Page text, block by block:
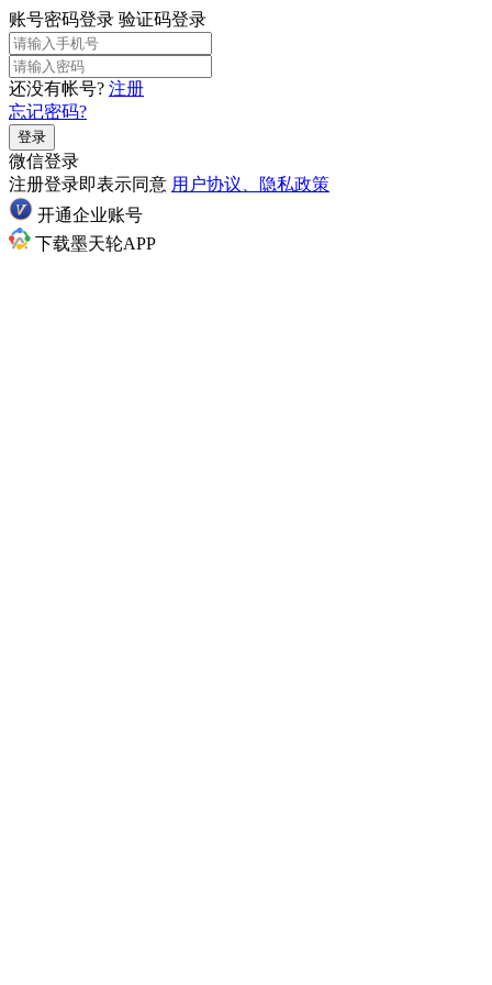
账号密码登录 验证码登录
还没有帐号? 注册
忘记密码?
登录
微信登录
注册登录即表示同意 用户协议、隐私政策
开通企业账号
下载墨天轮APP